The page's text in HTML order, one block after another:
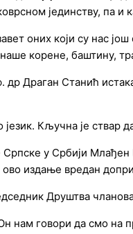
јединству, па и
оних који су нас
наше корене, баштину,
Драган Станић
Кључна је ствар
у Србији Млађен
ово издање вредан
Друштва
нам говори да смо на